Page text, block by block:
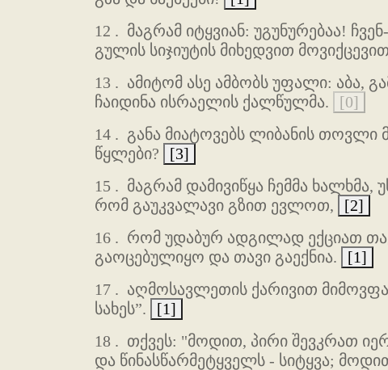
12 . მაგრამ იტყვიან: უგუნურებაა!
გულის სიჯიუტის მიხედვით
13 . ამიტომ ასე ამბობს უფალი: აბა,
ჩაიდინა ისრაელის ქალწულმა.
[0]
14 . განა მიატოვებს ლიბანის თოვლი
წყლები?
[3]
15 . მაგრამ დამივიწყა ჩემმა
რომ გაუკვალავი გზით ევლოთ,
[2]
16 . რომ უდაბურ ადგილად ექციათ
გაოცებულიყო და თავი გაექნია.
[1]
17 . აღმოსავლეთის ქარივით
სახეს”.
[1]
18 . თქვეს: "მოდით, პირი შევკრათ
და წინასწარმეტყველს - სიტყვა;